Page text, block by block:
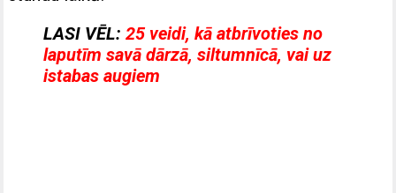
LASI VĒL:25 veidi, kā atbrīvoties no
laputīm savā dārzā, siltumnīcā, vai uz
istabas augiem